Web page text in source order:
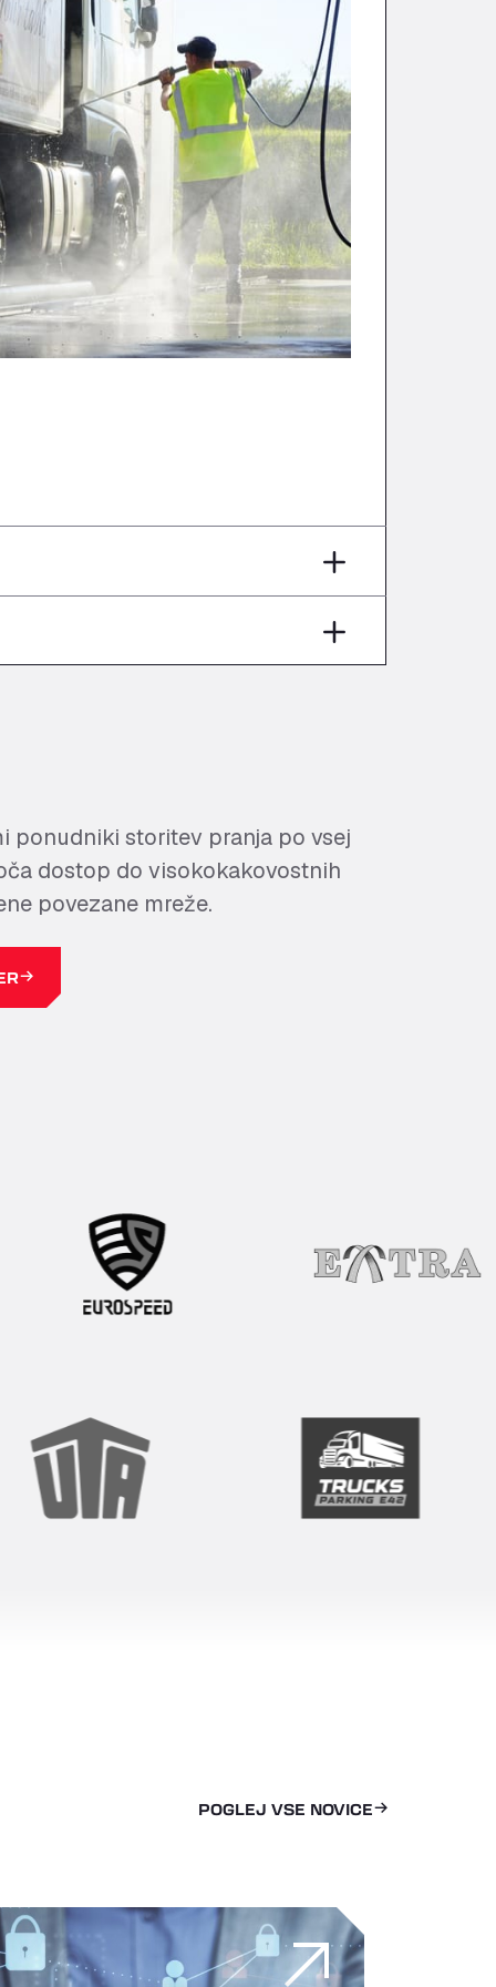
ponudniki storitev pranja po vsej
dostop do visokokakovostnih
povezane mreže.
POGLEJ VSE NOVICE
obnovi njihovih življenj s pomočjo logistike
park v nevarnosti? Varnost na prvem mestu v